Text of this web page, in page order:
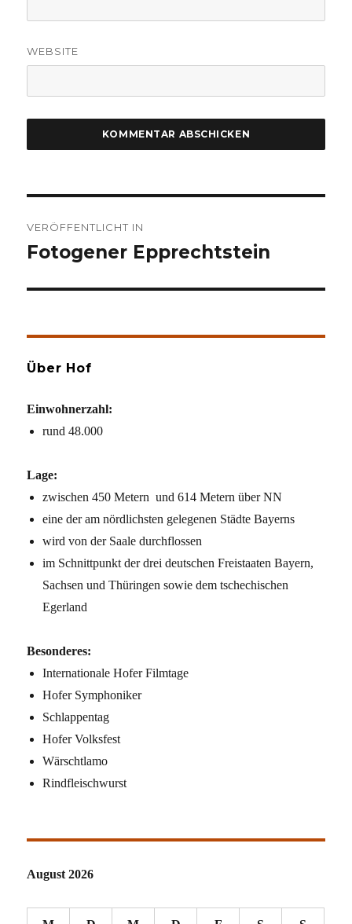
WEBSITE
VERÖFFENTLICHT IN
Fotogener Epprechtstein
Über Hof
Einwohnerzahl:
rund 48.000
Lage:
zwischen 450 Metern und 614 Metern über NN
eine der am nördlichsten gelegenen Städte Bayerns
wird von der Saale durchflossen
im Schnittpunkt der drei deutschen Freistaaten Bayern,
Sachsen und Thüringen sowie dem tschechischen
Egerland
Besonderes:
Internationale Hofer Filmtage
Hofer Symphoniker
Schlappentag
Hofer Volksfest
Wärschtlamo
Rindfleischwurst
August 2026